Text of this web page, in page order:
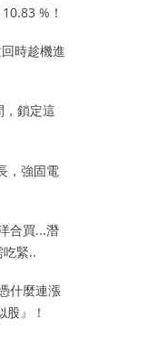
%！
時趁機進
，鎖定這
，強固電
合買...潛
緊..
什麼連漲
』！